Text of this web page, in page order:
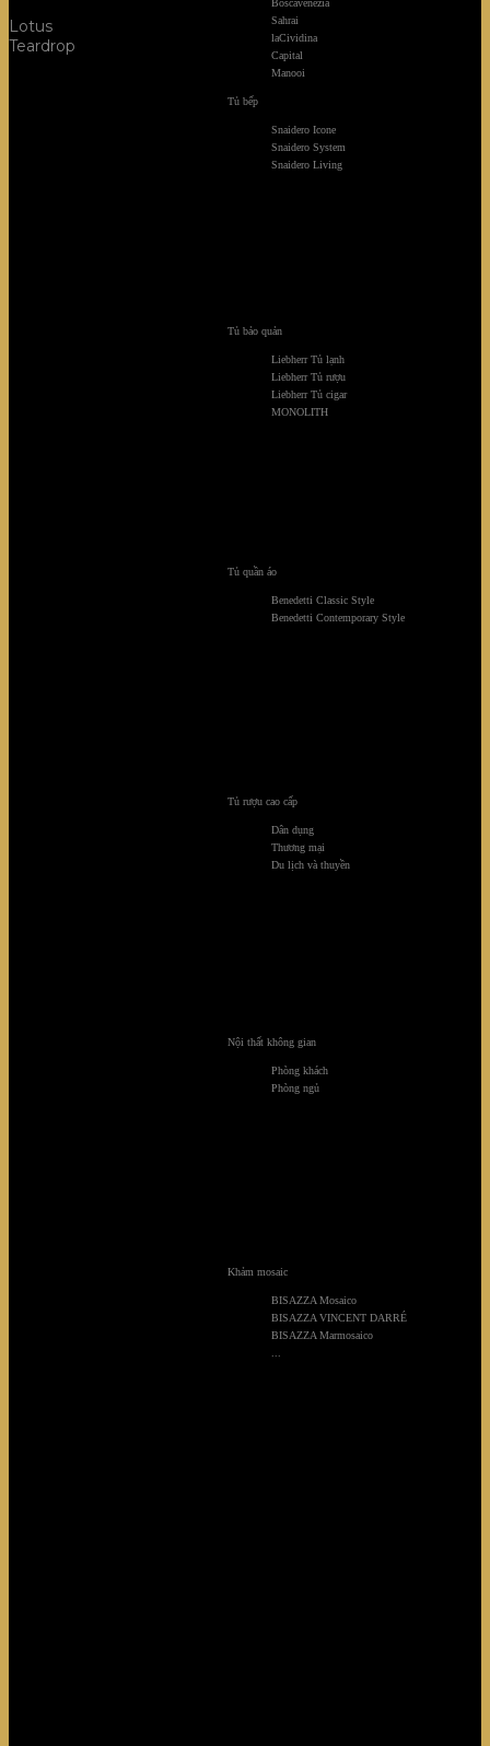
Boscavenezia
Sahrai
laCividina
Capital
Manooi
Tủ bếp
Snaidero Icone
Snaidero System
Snaidero Living
Tủ bảo quản
Liebherr Tủ lạnh
Liebherr Tủ rượu
Liebherr Tủ cigar
MONOLITH
Tủ quần áo
Benedetti Classic Style
Benedetti Contemporary Style
Tủ rượu cao cấp
Dân dụng
Thương mại
Du lịch và thuyền
Nội thất không gian
Phòng khách
Phòng ngủ
Khảm mosaic
BISAZZA Mosaico
BISAZZA VINCENT DARRÉ
BISAZZA Marmosaico
Lotus
Teardrop